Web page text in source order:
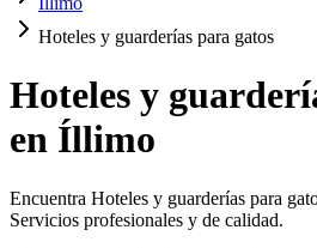
Hoteles y guarderías para gatos
Hoteles y
en Íllimo
Encuentra Hoteles y guarderías para
Servicios profesionales y de calidad.